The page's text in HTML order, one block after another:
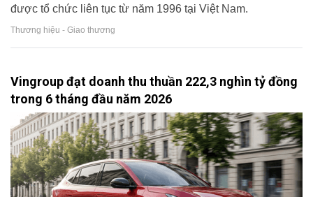
được tổ chức liên tục từ năm 1996 tại Việt Nam.
Thương hiệu - Giao thương
Vingroup đạt doanh thu thuần 222,3 nghìn tỷ đồng
trong 6 tháng đầu năm 2026